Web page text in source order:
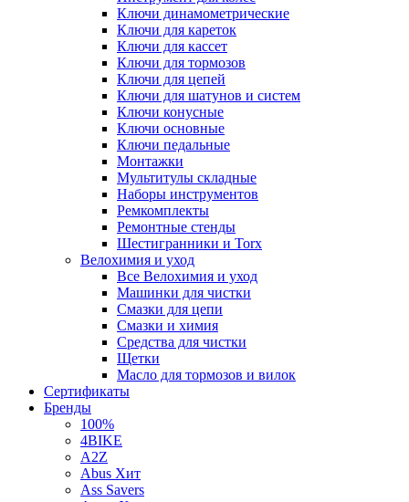
Ключи динамометрические
Ключи для кареток
Ключи для кассет
Ключи для тормозов
Ключи для цепей
Ключи для шатунов и систем
Ключи конусные
Ключи основные
Ключи педальные
Монтажки
Мультитулы складные
Наборы инструментов
Ремкомплекты
Ремонтные стенды
Шестигранники и Torx
Велохимия и уход
Все Велохимия и уход
Машинки для чистки
Смазки для цепи
Смазки и химия
Средства для чистки
Щетки
Масло для тормозов и вилок
Сертификаты
Бренды
100%
4BIKE
A2Z
Abus Хит
Ass Savers